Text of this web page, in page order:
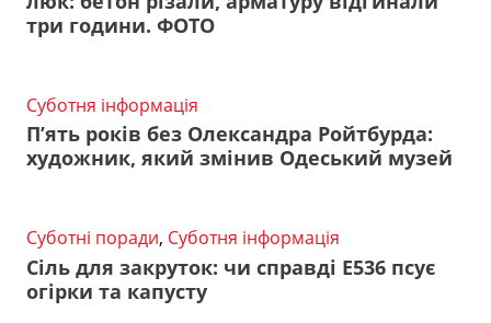
три години. ФОТО
Суботня інформація
П’ять років без Олександра Ройтбурда:
художник, який змінив Одеський музей
Суботні поради, Суботня інформація
Сіль для закруток: чи справді Е536 псує
огірки та капусту